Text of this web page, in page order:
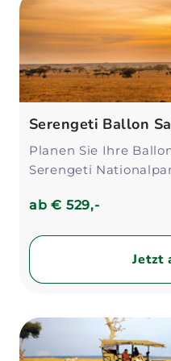
Serengeti Ballon
Planen Sie Ihre
Serengeti
ab€ 529,-
Jetzt